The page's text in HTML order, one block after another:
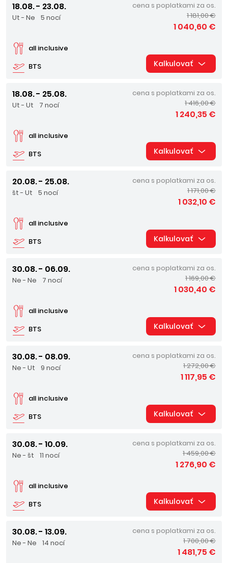
18.08. - 23.08.
Ut - Ne 5 nocí
BTS
all inclusive
cena s poplatkami za os.
1 181,00 €
1 040,60 €
Kalkulovať
18.08. - 25.08.
Ut - Ut 7 nocí
BTS
all inclusive
cena s poplatkami za os.
1 416,00 €
1 240,35 €
Kalkulovať
20.08. - 25.08.
št - Ut 5 nocí
BTS
all inclusive
cena s poplatkami za os.
1 171,00 €
1 032,10 €
Kalkulovať
30.08. - 06.09.
Ne - Ne 7 nocí
BTS
all inclusive
cena s poplatkami za os.
1 169,00 €
1 030,40 €
Kalkulovať
30.08. - 08.09.
Ne - Ut 9 nocí
BTS
all inclusive
cena s poplatkami za os.
1 272,00 €
1 117,95 €
Kalkulovať
30.08. - 10.09.
Ne - št 11 nocí
BTS
all inclusive
cena s poplatkami za os.
1 459,00 €
1 276,90 €
Kalkulovať
30.08. - 13.09.
Ne - Ne 14 nocí
cena s poplatkami za os.
1 700,00 €
1 481,75 €